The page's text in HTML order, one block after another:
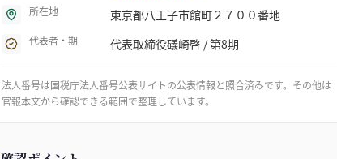
所在地 東京都八王子市館町２７００番地
代表者・期 代表取締役礒崎啓 / 第8期
法人番号は国税庁法人番号公表サイトの公表情報と照合済みです。その他は
官報本文から確認できる範囲で整理しています。